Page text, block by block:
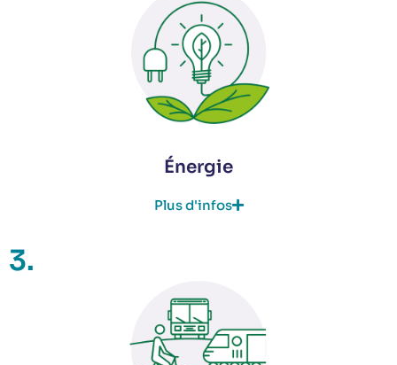
Énergie
Plus d'infos
3.